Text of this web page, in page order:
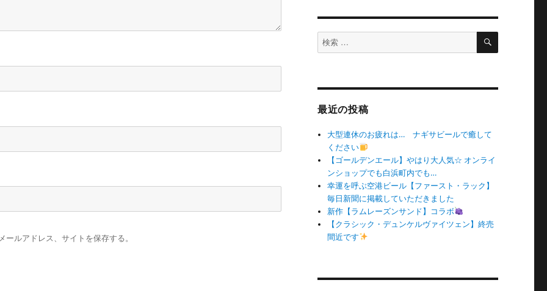
ルアドレス、サイトを保存する。
検
索
検
最近の投稿
大型連休のお疲れは… ナギサビールで癒して
ください
【ゴールデンエール】やはり大人気☆ オンライ
ンショップでも白浜町内でも…
幸運を呼ぶ空港ビール【ファースト・ラック】
毎日新聞に掲載していただきました
新作【ラムレーズンサンド】コラボ
【クラシック・デュンケルヴァイツェン】終売
間近です